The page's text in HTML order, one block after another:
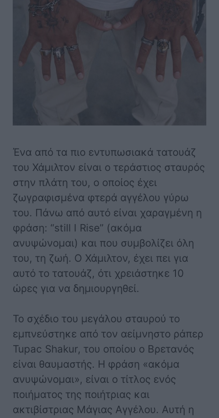
Ένα από τα πιο εντυπωσιακά τατουάζ
του Χάμιλτον είναι ο τεράστιος σταυρός
στην πλάτη του, ο οποίος έχει
ζωγραφισμένα φτερά αγγέλου γύρω
του. Πάνω από αυτό είναι χαραγμένη η
φράση: “still I Rise” (ακόμα
ανυψώνομαι) και που συμβολίζει όλη
του, τη ζωή. Ο Χάμιλτον, έχει πει για
αυτό το τατουάζ, ότι χρειάστηκε 10
ώρες για να δημιουργηθεί.
Το σχέδιο του μεγάλου σταυρού το
εμπνεύστηκε από τον αείμνηστο ράπερ
Tupac Shakur, του οποίου ο Βρετανός
είναι θαυμαστής. Η φράση «ακόμα
ανυψώνομαι», είναι ο τίτλος ενός
ποιήματος της ποιήτριας και
ακτιβίστριας Μάγιας Αγγέλου. Αυτή η